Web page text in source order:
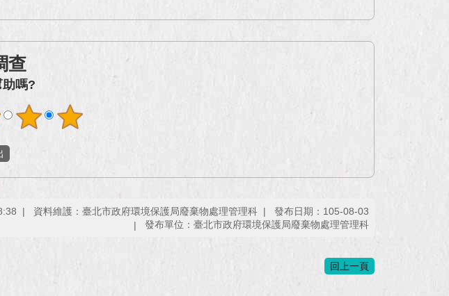
查
嗎?
資料維護：臺北市政府環境保護局廢棄物處理管理科
發布日期：105-08-03
發布單位：臺北市政府環境保護局廢棄物處理管理科
回上一頁